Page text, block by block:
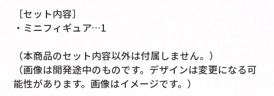
［セット内容］
・ミニフィギュア…1
（本商品のセット内容以外は付属しません。）
（画像は開発途中のものです。デザインは変更になる可
能性があります。画像はイメージです。）